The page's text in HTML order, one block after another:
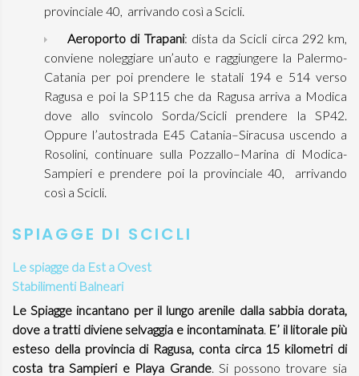
provinciale 40, arrivando così a Scicli.
Aeroporto di Trapani: dista da Scicli circa 292 km,
conviene noleggiare un’auto e raggiungere la Palermo-
Catania per poi prendere le statali 194 e 514 verso
Ragusa e poi la SP115 che da Ragusa arriva a Modica
dove allo svincolo Sorda/Scicli prendere la SP42.
Oppure l’autostrada E45 Catania–Siracusa uscendo a
Rosolini, continuare sulla Pozzallo–Marina di Modica-
Sampieri e prendere poi la provinciale 40, arrivando
così a Scicli.
SPIAGGE DI SCICLI
Le spiagge da Est a Ovest
Stabilimenti Balneari
Le Spiagge incantano per il lungo arenile dalla sabbia dorata,
dove a tratti diviene selvaggia e incontaminata. E’ il litorale più
esteso della provincia di Ragusa, conta circa 15 kilometri di
costa tra Sampieri e Playa Grande. Si possono trovare sia